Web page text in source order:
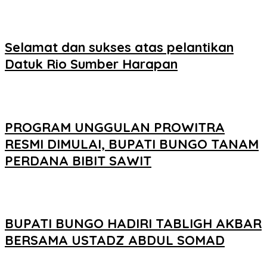
Selamat dan sukses atas pelantikan
Datuk Rio Sumber Harapan
PROGRAM UNGGULAN PROWITRA
RESMI DIMULAI, BUPATI BUNGO TANAM
PERDANA BIBIT SAWIT
BUPATI BUNGO HADIRI TABLIGH AKBAR
BERSAMA USTADZ ABDUL SOMAD